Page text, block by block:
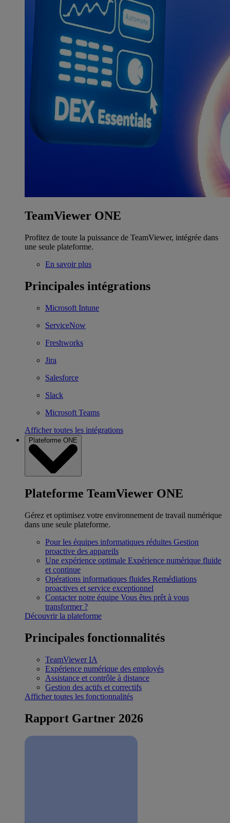
TeamViewer ONE
Profitez de toute la puissance de TeamViewer, intégrée dans
une seule plateforme.
En savoir plus
Principales intégrations
Microsoft Intune
ServiceNow
Freshworks
Jira
Salesforce
Slack
Microsoft Teams
Afficher toutes les intégrations
Plateforme ONE
Plateforme TeamViewer ONE
Gérez et optimisez votre environnement de travail numérique
dans une seule plateforme.
Pour les équipes informatiques réduites Gestion
proactive des appareils
Une expérience optimale Expérience numérique fluide
et continue
Opérations informatiques fluides Remédiations
proactives et service exceptionnel
Contacter notre équipe Vous êtes prêt à vous
transformer ?
Découvrir la plateforme
Principales fonctionnalités
TeamViewer IA
Expérience numérique des employés
Assistance et contrôle à distance
Gestion des actifs et correctifs
Afficher toutes les fonctionnalités
Rapport Gartner 2026